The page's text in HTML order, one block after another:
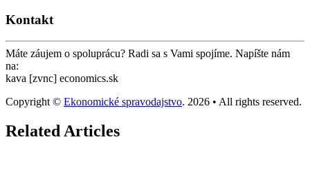
Kontakt
Máte záujem o spoluprácu? Radi sa s Vami spojíme. Napíšte nám
na:
kava [zvnc] economics.sk
Copyright © Ekonomické spravodajstvo. 2026 • All rights reserved.
Related Articles